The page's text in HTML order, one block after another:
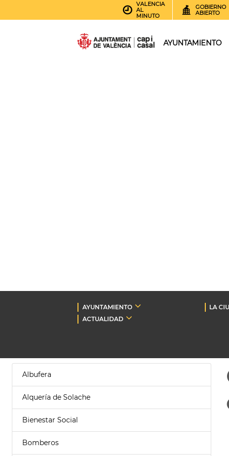
VALENCIA
AL
MINUTO
GOBIERNO
ABIERTO
AYUNTAMIENTO
AYUNTAMIENTO LA
ACTUALIDAD
Albufera
Alquería de Solache
Bienestar Social
Bomberos